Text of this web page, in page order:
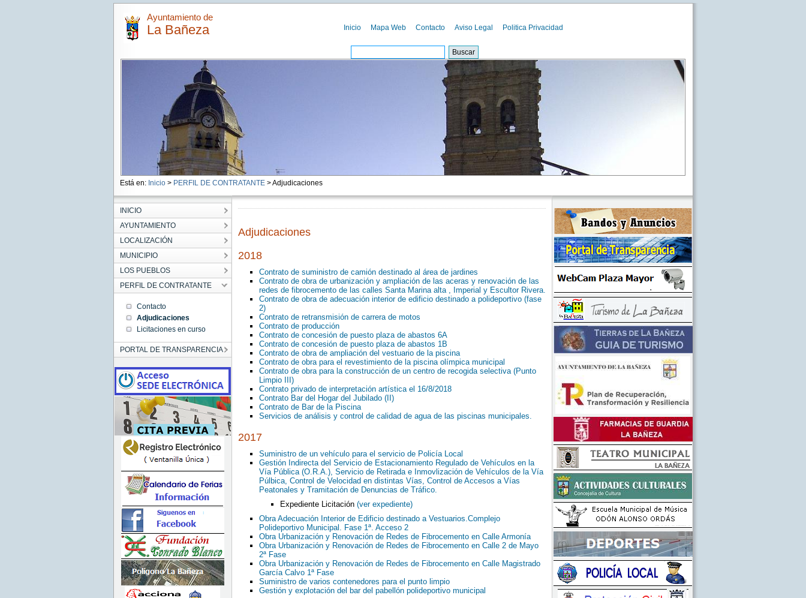
Ayuntamiento de
La Bañeza Inicio Mapa Web Contacto Aviso Legal Politica Privacidad
Está en: Inicio > PERFIL DE CONTRATANTE> Adjudicaciones
INICIO
AYUNTAMIENTO
LOCALIZACIÓN
MUNICIPIO
LOS PUEBLOS
PERFIL DE CONTRATANTE
Contacto
Adjudicaciones
Licitaciones en curso
PORTAL DE TRANSPARENCIA
Adjudicaciones
2018
Contrato de suministro de camión destinado al área de jardines
Contrato de obra de urbanización y ampliación de las aceras y renovación de las
redes de fibrocemento de las calles Santa Marina alta , Imperial y Escultor Rivera.
Contrato de obra de adecuación interior de edificio destinado a polideportivo (fase
2)
Contrato de retransmisión de carrera de motos
Contrato de producción
Contrato de concesión de puesto plaza de abastos 6A
Contrato de concesión de puesto plaza de abastos 1B
Contrato de obra de ampliación del vestuario de la piscina
Contrato de obra para el revestimiento de la piscina olímpica municipal
Contrato de obra para la construcción de un centro de recogida selectiva (Punto
Limpio III)
Contrato privado de interpretación artística el 16/8/2018
Contrato Bar del Hogar del Jubilado (II)
Contrato de Bar de la Piscina
Servicios de análisis y control de calidad de agua de las piscinas municipales.
2017
Suministro de un vehículo para el servicio de Policía Local
Gestión Indirecta del Servicio de Estacionamiento Regulado de Vehículos en la
Vía Pública (O.R.A.), Servicio de Retirada e Inmovlización de Vehículos de la Vía
Púlbica, Control de Velocidad en distintas Vías, Control de Accesos a Vías
Peatonales y Tramitación de Denuncias de Tráfico.
Expediente Licitación (ver expediente)
Obra Adecuación Interior de Edificio destinado a Vestuarios.Complejo
Polideportivo Municipal. Fase 1ª. Acceso 2
Obra Urbanización y Renovación de Redes de Fibrocemento en Calle Armonía
Obra Urbanización y Renovación de Redes de Fibrocemento en Calle 2 de Mayo
2ª Fase
Obra Urbanización y Renovación de Redes de Fibrocemento en Calle Magistrado
García Calvo 1ª Fase
Suministro de varios contenedores para el punto limpio
Gestión y explotación del bar del pabellón polideportivo municipal